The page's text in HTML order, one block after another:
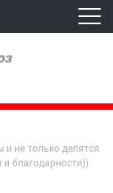
не только делятся
благодарности))